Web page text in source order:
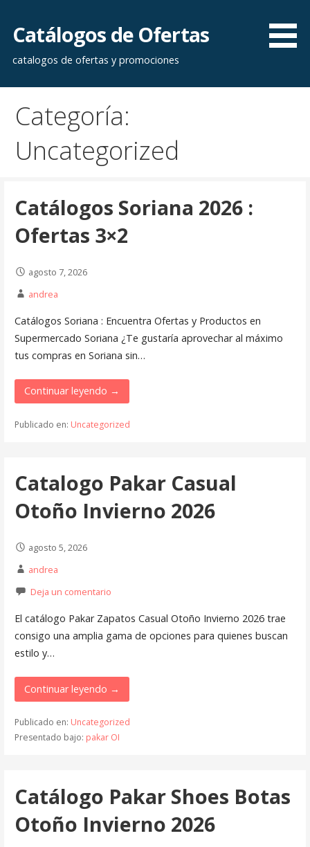
contenido
Catálogos de Ofertas
catalogos de ofertas y promociones
Categoría:
Uncategorized
Catálogos Soriana 2026 :
Ofertas 3×2
agosto 7, 2026
andrea
Catálogos Soriana : Encuentra Ofertas y Productos en
Supermercado Soriana ¿Te gustaría aprovechar al máximo
tus compras en Soriana sin…
Continuar leyendo →
Publicado en: Uncategorized
Catalogo Pakar Casual
Otoño Invierno 2026
agosto 5, 2026
andrea
Deja un comentario
El catálogo Pakar Zapatos Casual Otoño Invierno 2026 trae
consigo una amplia gama de opciones para quienes buscan
estilo y…
Continuar leyendo →
Publicado en: Uncategorized
Presentado bajo: pakar OI
Catálogo Pakar Shoes Botas
Otoño Invierno 2026